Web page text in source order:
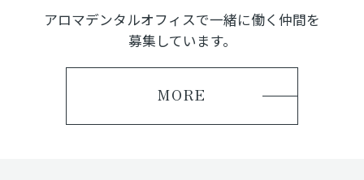
アロマデンタルオフィスで一緒に働く仲間を
募集しています。
MORE